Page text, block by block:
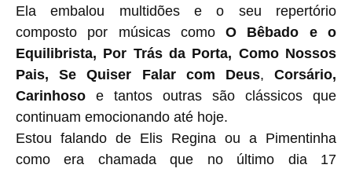
Ela embalou multidões e o seu repertório
composto por músicas comoO Bêbado e o
Equilibrista, Por Trás da Porta, Como Nossos
Pais, Se Quiser Falar com Deus,Corsário,
Carinhoso e tantos outras são clássicos que
continuam emocionando até hoje.
Estou falando de Elis Regina ou a Pimentinha
como era chamada que no último dia 17